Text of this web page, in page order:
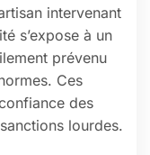
intervenant
s’expose à un
prévenu
Ces
des
lourdes.